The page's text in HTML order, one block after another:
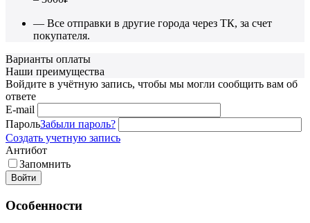
— Все отправки в другие города через ТК, за счет
покупателя.
Варианты оплаты
Наши преимущества
Войдите в учётную запись, чтобы мы могли сообщить вам об
ответе
E-mail
ПарольЗабыли пароль?
Создать учетную запись
Антибот
Запомнить
Войти
Особенности